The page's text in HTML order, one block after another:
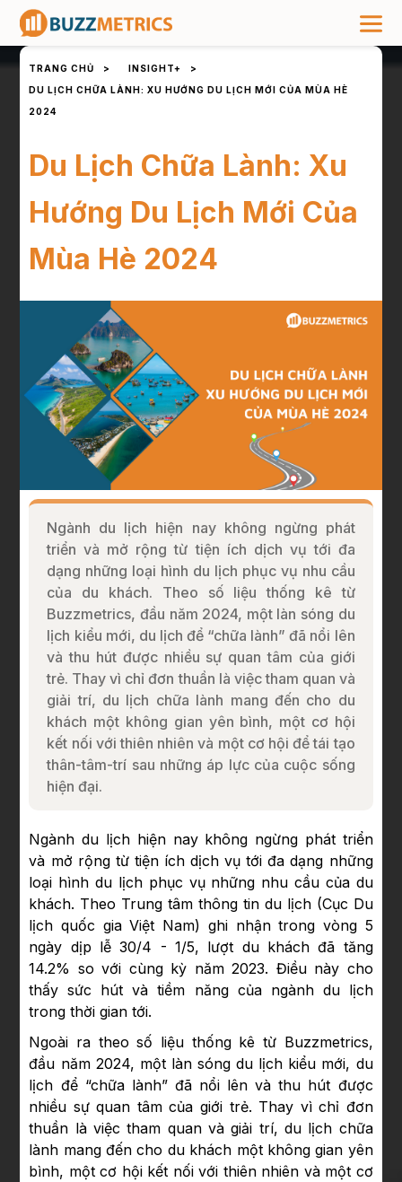
TRANG CHỦ > INSIGHT+
>
DU LỊCH CHỮA LÀNH: XU HƯỚNG DU LỊCH MỚI CỦA MÙA HÈ
2024
Du Lịch Chữa Lành: Xu
Hướng Du Lịch Mới Của
Mùa Hè 2024
Ngành du lịch hiện nay không ngừng phát
triển và mở rộng từ tiện ích dịch vụ tới đa
dạng những loại hình du lịch phục vụ nhu cầu
của du khách. Theo số liệu thống kê từ
Buzzmetrics, đầu năm 2024, một làn sóng du
lịch kiểu mới, du lịch để “chữa lành” đã nổi lên
và thu hút được nhiều sự quan tâm của giới
trẻ. Thay vì chỉ đơn thuần là việc tham quan và
giải trí, du lịch chữa lành mang đến cho du
khách một không gian yên bình, một cơ hội
kết nối với thiên nhiên và một cơ hội để tái tạo
thân-tâm-trí sau những áp lực của cuộc sống
hiện đại.
Ngành du lịch hiện nay không ngừng phát triển
và mở rộng từ tiện ích dịch vụ tới đa dạng những
loại hình du lịch phục vụ những nhu cầu của du
khách. Theo Trung tâm thông tin du lịch (Cục Du
lịch quốc gia Việt Nam) ghi nhận trong vòng 5
ngày dịp lễ 30/4 - 1/5, lượt du khách đã tăng
14.2% so với cùng kỳ năm 2023. Điều này cho
thấy sức hút và tiềm năng của ngành du lịch
trong thời gian tới.
Ngoài ra theo số liệu thống kê từ Buzzmetrics,
đầu năm 2024, một làn sóng du lịch kiểu mới, du
lịch để “chữa lành” đã nổi lên và thu hút được
nhiều sự quan tâm của giới trẻ. Thay vì chỉ đơn
thuần là việc tham quan và giải trí, du lịch chữa
lành mang đến cho du khách một không gian yên
bình, một cơ hội kết nối với thiên nhiên và một cơ